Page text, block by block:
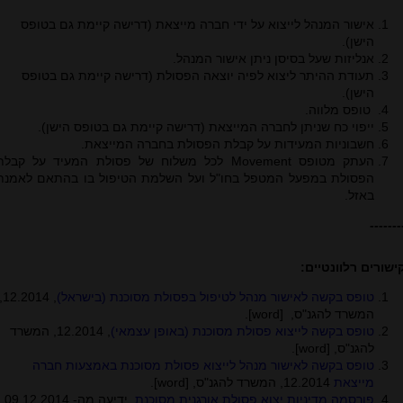
אישור המנהל לייצוא על ידי חברה מייצאת (דרישה קיימת גם בטופס
הישן).
אנליזות שעל בסיסן ניתן אישור המנהל.
תעודת ההיתר ליצוא לפיה יוצאה הפסולת (דרישה קיימת גם בטופס
הישן).
טופס מלווה.
ייפוי כח שניתן לחברה המייצאת (דרישה קיימת גם בטופס הישן).
חשבוניות המעידות על קבלת הפסולת בחברה המייצאת.
העתק מטופס Movement
לכל משלוח של פסולת המעיד על
הפסולת במפעל המטפל בחו"ל ועל השלמת הטיפול בו בהתאם
באזל.
רלוונטיים:
טופס בקשה לאישור מנהל לטיפול בפסולת מסוכנת (בישראל)
המשרד להגנ"ס, [ word
].
טופס בקשה לייצוא פסולת מסוכנת (באופן עצמאי)
, 12.2014, המשרד
להגנ"ס, [ word
].
טופס בקשה לאישור מנהל לייצוא פסולת מסוכנת באמצעות חברה
מייצאת
word
].
פורסמה מדיניות יצוא פסולת אורגנית מסוכנת , ידיעה מה- 09.12.2014,